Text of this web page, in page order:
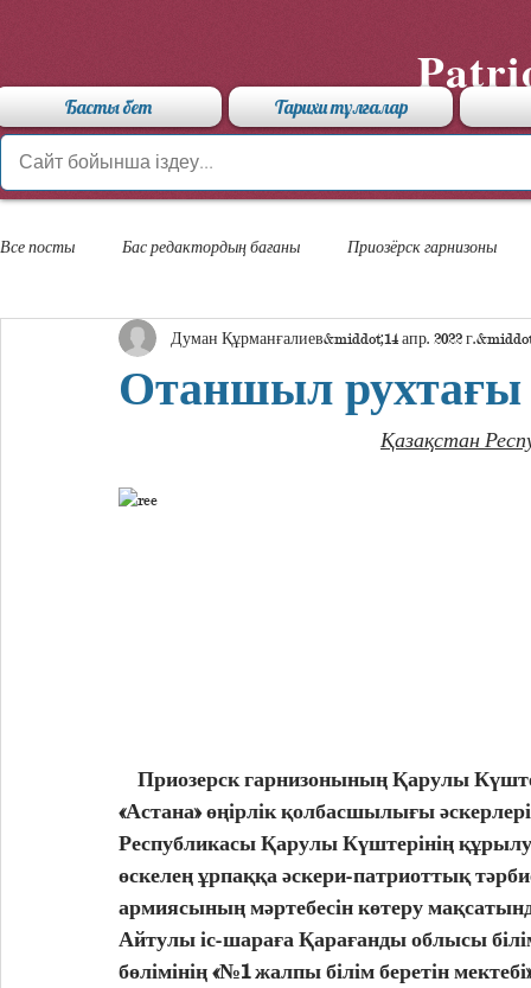
Басты бет Тарихи тұлғалар
Все посты Бас редактордың бағаны Приозёрск гарнизоны
«Арыстан» мамандандырылған лицейі
Отаншыл рухтағы
Думан Құрманғалиев 14 апр. 2022 г.
Қазақстан
«Астана» өңірлік қолбасшылығы
Республикасы Қарулы Күштерінің
өскелең ұрпаққа әскери-патриоттық
армиясының мәртебесін көтеру
Айтулы іс-шараға Қарағанды облысы
бөлімінің «№1 жалпы білім беретін